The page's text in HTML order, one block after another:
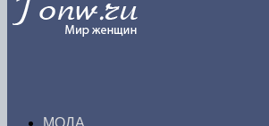
МОДА